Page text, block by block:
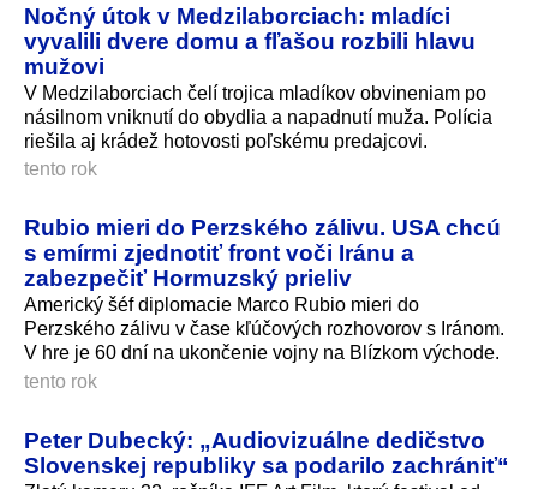
Nočný útok v Medzilaborciach: mladíci
vyvalili dvere domu a fľašou rozbili hlavu
mužovi
V Medzilaborciach čelí trojica mladíkov obvineniam po
násilnom vniknutí do obydlia a napadnutí muža. Polícia
riešila aj krádež hotovosti poľskému predajcovi.
tento rok
Rubio mieri do Perzského zálivu. USA chcú
s emírmi zjednotiť front voči Iránu a
zabezpečiť Hormuzský prieliv
Americký šéf diplomacie Marco Rubio mieri do
Perzského zálivu v čase kľúčových rozhovorov s Iránom.
V hre je 60 dní na ukončenie vojny na Blízkom východe.
tento rok
Peter Dubecký: „Audiovizuálne dedičstvo
Slovenskej republiky sa podarilo zachrániť“